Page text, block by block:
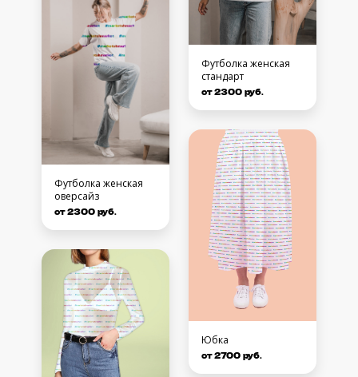
Футболка женская
оверсайз
от 2300 руб.
Футболка женская
стандарт
от 2300 руб.
Юбка
от 2700 руб.